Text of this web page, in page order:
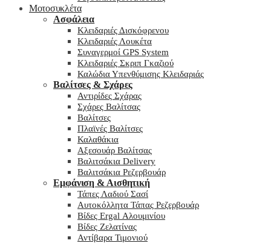
Μοτοσυκλέτα
Ασφάλεια
Κλειδαριές Δισκόφρενου
Κλειδαριές Λουκέτα
Συναγερμοί GPS System
Κλειδαριές Σκριπ Γκαζιού
Καλώδια Υπενθύμισης Κλειδαριάς
Βαλίτσες & Σχάρες
Αντιρίδες Σχάρας
Σχάρες Βαλίτσας
Βαλίτσες
Πλαϊνές Βαλίτσες
Καλαθάκια
Αξεσουάρ Βαλίτσας
Βαλιτσάκια Delivery
Βαλιτσάκια Ρεζερβουάρ
Εμφάνιση & Αισθητική
Τάπες Λαδιού Σασί
Αυτοκόλλητα Τάπας Ρεζερβουάρ
Βίδες Ergal Αλουμινίου
Βίδες Ζελατίνας
Αντίβαρα Τιμονιού